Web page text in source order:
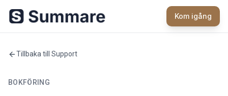
Kom igång
Tillbaka till Support
BOKFÖRING